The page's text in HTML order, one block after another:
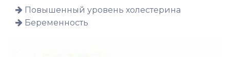
Повышенный уровень холестерина
Беременность